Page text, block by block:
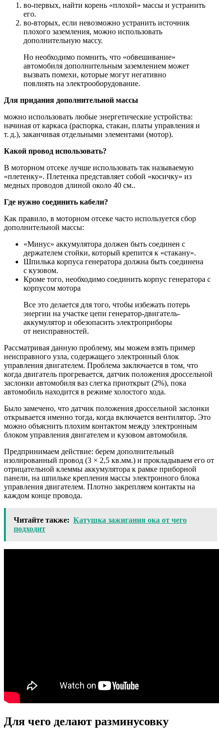
во-первых, найти корень «плохой» массы и устранить
его.
во-вторых, если невозможно устранить источник
плохого заземления, можно использовать
дополнительную массу.
Но необходимо помнить, что «обвешивание»
автомобиля дополнительным заземлением может
вызвать помехи, которые могут негативно
повлиять на электрооборудование.
Для придания дополнительной массы
можно использовать любые энергетические устройства:
начиная от каркаса (распорка, стакан, платы управления и
т. д.), заканчивая отдельными элементами (мотор).
Какой провод использовать?
В моторном отсеке лучше использовать так называемую
«плетенку». Плетенка представляет собой «косичку» из
медных проводов длиной около 40 см..
Где нужно соединить кабели?
Как правило, в моторном отсеке часто используется сбор
дополнительной массы:
«Минус» аккумулятора должен быть соединен с
держателем стойки, который крепится к «стакану».
Шпилька корпуса генератора должна быть соединена
с кузовом.
Кроме того, необходимо соединить корпус генератора с
корпусом мотора
Все это делается для того, чтобы избежать потерь
энергии на участке цепи генератор-двигатель-
аккумулятор и обезопасить электроприборы
от неисправностей.
Рассматривая данную проблему, мы можем взять пример
неисправного узла, содержащего электронный блок
управления двигателем. Проблема заключается в том, что
когда двигатель прогревается, датчик положения дроссельной
заслонки автомобиля ваз слегка приоткрыт (2%), пока
автомобиль находится в режиме холостого хода.
Было замечено, что датчик положения дроссельной заслонки
открывается именно тогда, когда включается вентилятор. Это
можно объяснить плохим контактом между электронным
блоком управления двигателем и кузовом автомобиля.
Предпринимаем действие: берем дополнительный
изолированный провод (3 × 2,5 кв.мм.) и прокладываем его от
отрицательной клеммы аккумулятора к рамке приборной
панели, на шпильке крепления массы электронного блока
управления двигателем. Плотно закрепляем контакты на
каждом конце провода.
Читайте также: Катушка зажигания ока от чего
подходит
Для чего делают разминусовку